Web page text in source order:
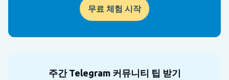
무료 체험 시작
주간 Telegram 커뮤니티 팁 받기